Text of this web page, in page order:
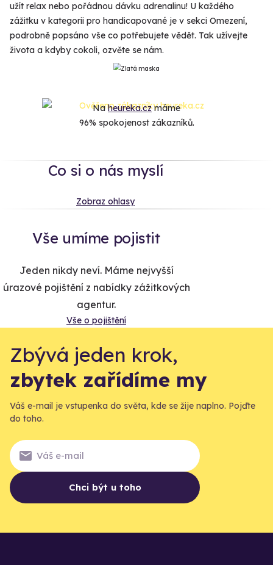
užít relax nebo pořádnou dávku adrenalinu! U každého
zážitku v kategorii pro handicapované je v sekci Omezení,
podrobně popsáno vše co potřebujete vědět. Tak užívejte
života a kdyby cokoli, ozvěte se nám.
Naheureka.czmáme
96% spokojenost zákazníků.
Co si o nás myslí
Zobraz ohlasy
Vše umíme pojistit
Jeden nikdy neví. Máme nejvyšší
úrazové pojištění z nabídky zážitkových
agentur.
Vše o pojištění
Zbývá jeden krok,
zbytek zařídíme my
Váš e-mail je vstupenka do světa, kde se žije naplno. Pojďte
do toho.
Chci být u toho